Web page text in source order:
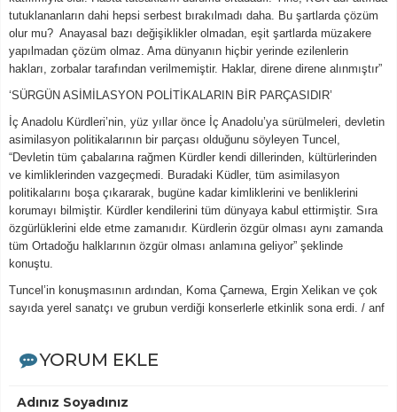
tutuklananların dahi hepsi serbest bırakılmadı daha. Bu şartlarda çözüm
olur mu? Anayasal bazı değişiklikler olmadan, eşit şartlarda müzakere
yapılmadan çözüm olmaz. Ama dünyanın hiçbir yerinde ezilenlerin
hakları, zorbalar tarafından verilmemiştir. Haklar, direne direne alınmıştır”
‘SÜRGÜN ASİMİLASYON POLİTİKALARIN BİR PARÇASIDIR’
İç Anadolu Kürdleri’nin, yüz yıllar önce İç Anadolu’ya sürülmeleri, devletin
asimilasyon politikalarının bir parçası olduğunu söyleyen Tuncel,
“Devletin tüm çabalarına rağmen Kürdler kendi dillerinden, kültürlerinden
ve kimliklerinden vazgeçmedi. Buradaki Küdler, tüm asimilasyon
politikalarını boşa çıkararak, bugüne kadar kimliklerini ve benliklerini
korumayı bilmiştir. Kürdler kendilerini tüm dünyaya kabul ettirmiştir. Sıra
özgürlüklerini elde etme zamanıdır. Kürdlerin özgür olması aynı zamanda
tüm Ortadoğu halklarının özgür olması anlamına geliyor” şeklinde
konuştu.
Tuncel’in konuşmasının ardından, Koma Çarnewa, Ergin Xelikan ve çok
sayıda yerel sanatçı ve grubun verdiği konserlerle etkinlik sona erdi. / anf
YORUM EKLE
Adınız Soyadınız